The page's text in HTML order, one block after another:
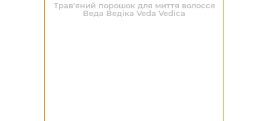
Трав'яний порошок для миття волосся
Веда Ведіка Veda Vedica